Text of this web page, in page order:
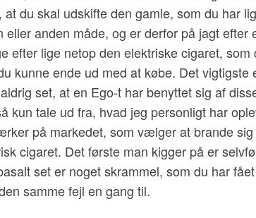
du skal udskifte den gamle, som du
anden måde, og er derfor på jagt
efter lige netop den elektriske cigaret,
kunne ende ud med at købe. Det
set, at en Ego-t har benyttet sig af
kun tale ud fra, hvad jeg personligt har
på markedet, som vælger at brande
cigaret. Det første man kigger på er
set er noget skrammel, som du har
samme fejl en gang til.